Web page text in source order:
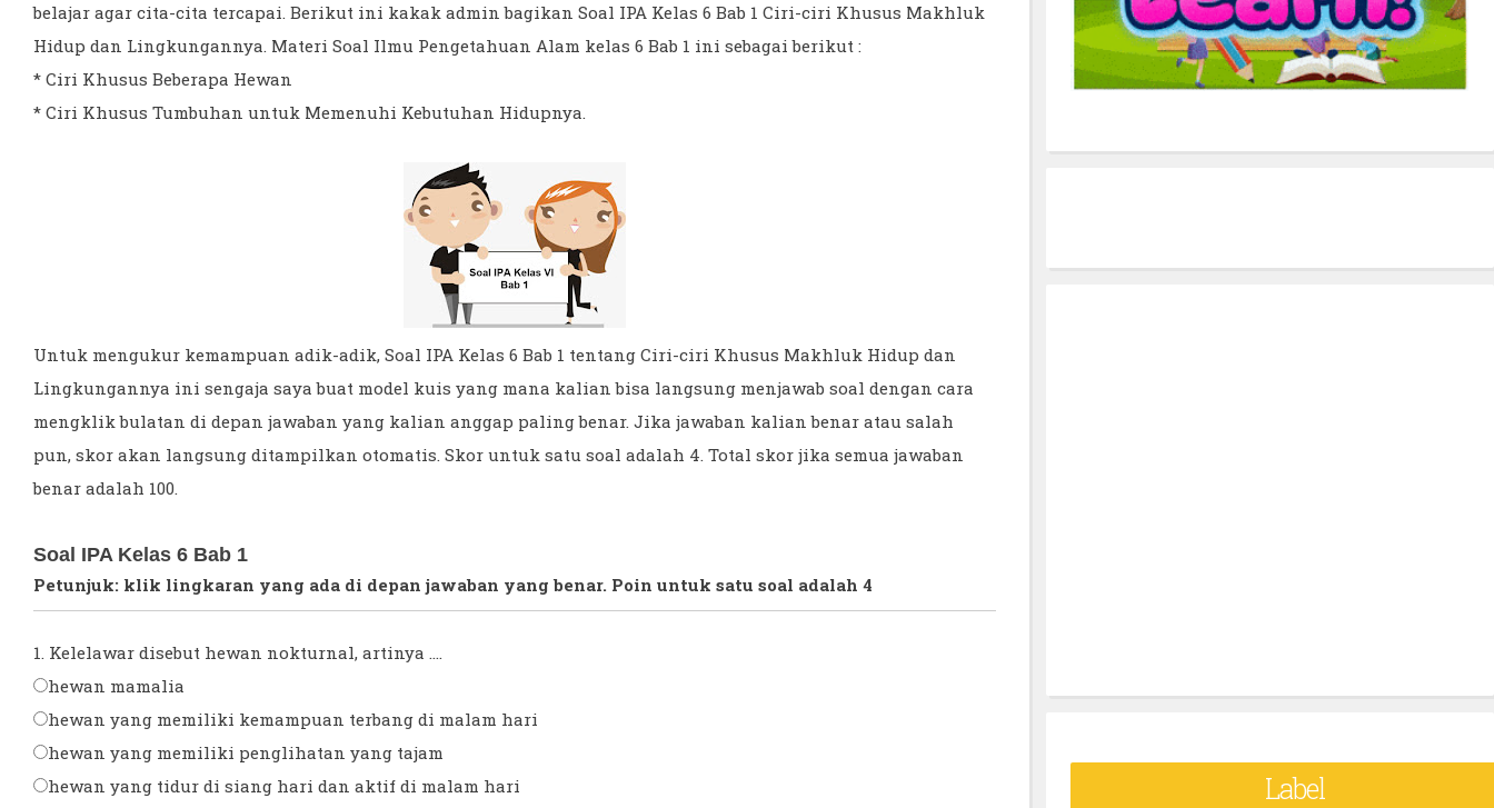
belajar agar cita-cita tercapai. Berikut ini kakak admin bagikan Soal IPA Kelas 6 Bab 1 Ciri-ciri Khusus Makhluk
Hidup dan Lingkungannya. Materi Soal Ilmu Pengetahuan Alam kelas 6 Bab 1 ini sebagai berikut :
* Ciri Khusus Beberapa Hewan
* Ciri Khusus Tumbuhan untuk Memenuhi Kebutuhan Hidupnya.
Untuk mengukur kemampuan adik-adik, Soal IPA Kelas 6 Bab 1 tentang Ciri-ciri Khusus Makhluk Hidup dan
Lingkungannya ini sengaja saya buat model kuis yang mana kalian bisa langsung menjawab soal dengan cara
mengklik bulatan di depan jawaban yang kalian anggap paling benar. Jika jawaban kalian benar atau salah
pun, skor akan langsung ditampilkan otomatis. Skor untuk satu soal adalah 4. Total skor jika semua jawaban
benar adalah 100.
Soal IPA Kelas 6 Bab 1
Petunjuk: klik lingkaran yang ada di depan jawaban yang benar. Poin untuk satu soal adalah 4
1. Kelelawar disebut hewan nokturnal, artinya ....
hewan mamalia
hewan yang memiliki kemampuan terbang di malam hari
hewan yang memiliki penglihatan yang tajam
hewan yang tidur di siang hari dan aktif di malam hari
Label